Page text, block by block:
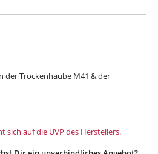
der Trockenhaube M41 & der
sich auf die UVP des Herstellers.